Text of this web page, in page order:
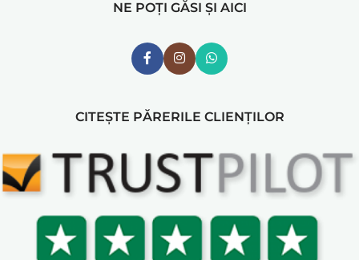
NE POȚI GĂSI ȘI AICI
CITEȘTE PĂRERILE CLIENȚILOR